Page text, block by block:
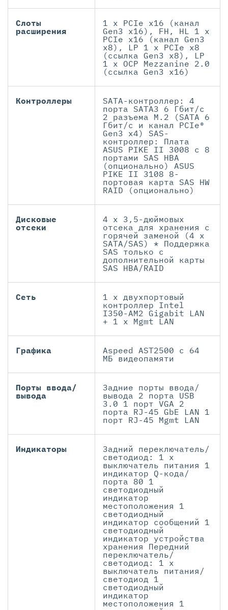
Слоты
расширения
1 x PCIe x16 (канал
Gen3 x16), FH, HL 1 x
PCIe x16 (канал Gen3
x8), LP 1 x PCIe x8
(ссылка Gen3 x8), LP
1 x OCP Mezzanine 2.0
(ссылка Gen3 x16)
Контроллеры
SATA-контроллер: 4
порта SATA3 6 Гбит/с
2 разъема M.2 (SATA 6
Гбит/с и канал PCIe®
Gen3 x4) SAS-
контроллер: Плата
ASUS PIKE II 3008 с 8
портами SAS HBA
(опционально) ASUS
PIKE II 3108 8-
портовая карта SAS HW
RAID (опционально)
Дисковые
отсеки
4 x 3,5-дюймовых
отсека для хранения с
горячей заменой (4 x
SATA/SAS) * Поддержка
SAS только с
дополнительной карты
SAS HBA/RAID
Сеть
1 x двухпортовый
контроллер Intel
I350-AM2 Gigabit LAN
+ 1 x Mgmt LAN
Графика
Aspeed AST2500 с 64
МБ видеопамяти
Порты ввода/
вывода
Задние порты ввода/
вывода 2 порта USB
3.0 1 порт VGA 2
порта RJ-45 GbE LAN 1
порт RJ-45 Mgmt LAN
Индикаторы
Задний переключатель/
светодиод: 1 х
выключатель питания 1
индикатор Q-кода/
порта 80 1
светодиодный
индикатор
местоположения 1
светодиодный
индикатор сообщений 1
светодиодный
индикатор устройства
хранения Передний
переключатель/
светодиод: 1 х
выключатель питания/
светодиод 1
светодиодный
индикатор
местоположения 1